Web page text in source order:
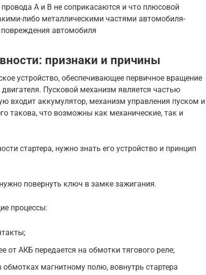
A и B не соприкасаются и что плюсовой
либо металлическими частями автомобиля-
автомобиля
признаки и причины
устройство, обеспечивающее первичное вращение
Пусковой механизм является частью
входит аккумулятор, механизм управления пуском и
такова, что возможны как механические, так и
стартера, нужно знать его устройство и принцип
повернуть ключ в замке зажигания.
процессы:
от АКБ передается на обмотки тягового реле;
магнитному полю, вовнутрь стартера